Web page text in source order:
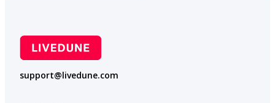
support@livedune.com